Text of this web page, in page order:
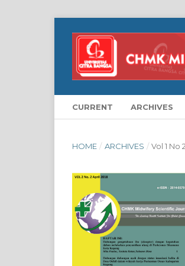
CURRENT ARCHIVES
HOME / ARCHIVES / Vol 1 No